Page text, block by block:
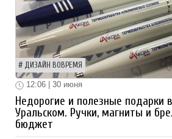
ДИЗАЙН ВОВРЕМЯ
12:06 | 30 июня
Недорогие и полезные подарки
Уральском. Ручки, магниты и
бюджет